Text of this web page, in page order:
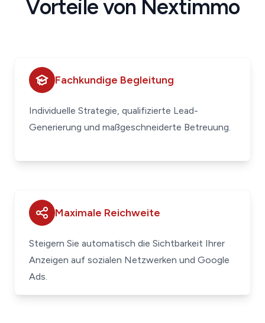
Vorteile von Nextimmo
Fachkundige Begleitung
Individuelle Strategie, qualifizierte Lead-
Generierung und maßgeschneiderte Betreuung.
Maximale Reichweite
Steigern Sie automatisch die Sichtbarkeit Ihrer
Anzeigen auf sozialen Netzwerken und Google
Ads.